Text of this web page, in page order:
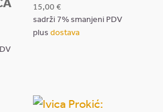
15,00€
sadrži 7% smanjeni PDV
plusdostava